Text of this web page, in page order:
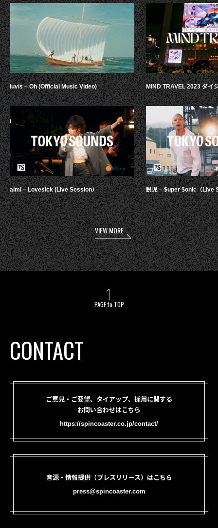
luvis – Oh (Official Music Video)
aimi – Lovesick (Live Session）
MIND TRAVEL 2023 ダイ
鋭児 – $uper $onic（Live
VIEW MORE
PAGE to TOP
CONTACT
ご意見・ご要望、タイアップ、採用に関する
お問い合わせはこちら
https://spincoaster.co.jp/contact/
音源・情報提供（プレスリリース）はこちら
press@spincoaster.com